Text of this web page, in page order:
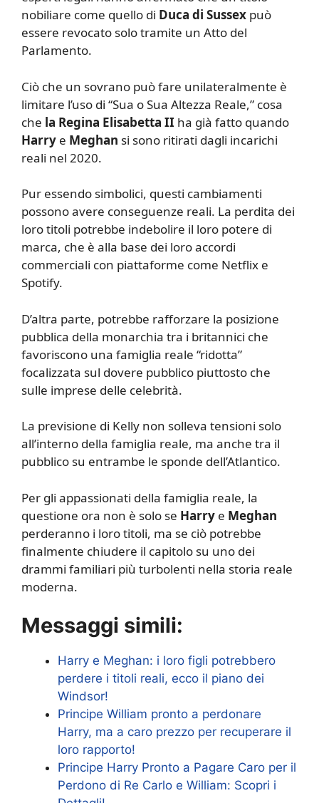
nobiliare come quello di Duca di Sussex può
essere revocato solo tramite un Atto del
Parlamento.
Ciò che un sovrano può fare unilateralmente è
limitare l’uso di “Sua o Sua Altezza Reale,” cosa
che la Regina Elisabetta II ha già fatto quando
Harry e Meghan si sono ritirati dagli incarichi
reali nel 2020.
Pur essendo simbolici, questi cambiamenti
possono avere conseguenze reali. La perdita dei
loro titoli potrebbe indebolire il loro potere di
marca, che è alla base dei loro accordi
commerciali con piattaforme come Netflix e
Spotify.
D’altra parte, potrebbe rafforzare la posizione
pubblica della monarchia tra i britannici che
favoriscono una famiglia reale “ridotta”
focalizzata sul dovere pubblico piuttosto che
sulle imprese delle celebrità.
La previsione di Kelly non solleva tensioni solo
all’interno della famiglia reale, ma anche tra il
pubblico su entrambe le sponde dell’Atlantico.
Per gli appassionati della famiglia reale, la
questione ora non è solo se Harry e Meghan
perderanno i loro titoli, ma se ciò potrebbe
finalmente chiudere il capitolo su uno dei
drammi familiari più turbolenti nella storia reale
moderna.
Messaggi simili:
Harry e Meghan: i loro figli potrebbero
perdere i titoli reali, ecco il piano dei
Windsor!
Principe William pronto a perdonare
Harry, ma a caro prezzo per recuperare il
loro rapporto!
Principe Harry Pronto a Pagare Caro per il
Perdono di Re Carlo e William: Scopri i